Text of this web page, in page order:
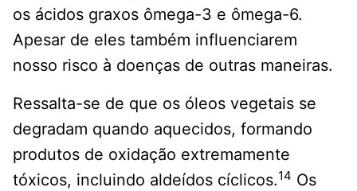
os ácidos graxos ômega-3 e ômega-6.
Apesar de eles também influenciarem
nosso risco à doenças de outras maneiras.
Ressalta-se de que os óleos vegetais se
degradam quando aquecidos, formando
produtos de oxidação extremamente
tóxicos, incluindo aldeídos cíclicos.14 Os